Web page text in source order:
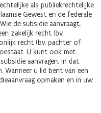
als publiekrechtelijke
Gewest en de federale
de subsidie aanvraagt,
zakelijk recht (bv.
recht (bv. pachter of
U kunt ook met
aanvragen. In dat
Wanneer u lid bent van een
opmaken en in uw